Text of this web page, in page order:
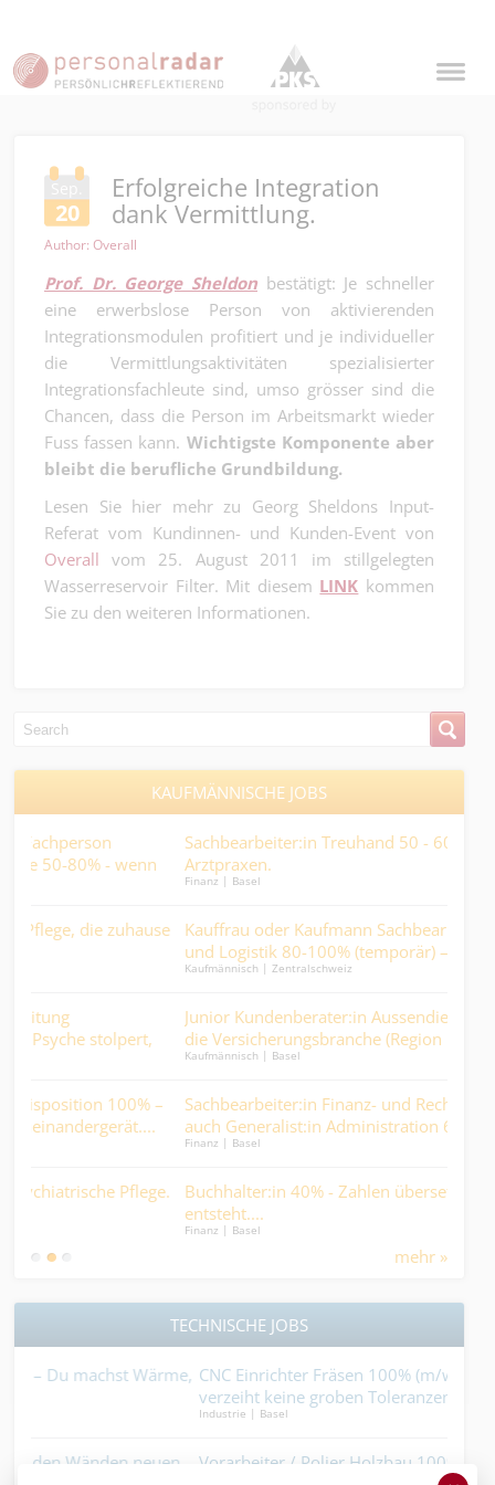
Sep.
20
Erfolgreiche Integration
dank Vermittlung.
Author: Overall
Prof. Dr. George Sheldon bestätigt: Je schneller
eine erwerbslose Person von aktivierenden
Integrationsmodulen profitiert und je individueller
die Vermittlungsaktivitäten spezialisierter
Integrationsfachleute sind, umso grösser sind die
Chancen, dass die Person im Arbeitsmarkt wieder
Fuss fassen kann. Wichtigste Komponente aber
bleibt die berufliche Grundbildung.
Lesen Sie hier mehr zu Georg Sheldons Input-
Referat vom Kundinnen- und Kunden-Event von
Overall vom 25. August 2011 im stillgelegten
Wasserreservoir Filter. Mit diesem LINK kommen
Sie zu den weiteren Informationen.
KAUFMÄNNISCHE JOBS
–
Sachbearbeiter:in Treuhand 50 - 60% mit Fokus
Arztpraxen.
Kauffrau oder Kaufmann Sachbearbeitung Beschaffung
und Logistik 80-100% (temporär) – Bevor jemand den
Durst löscht, kommen Sie ins Spiel….
Kaufmännisch | Zentralschweiz
Junior Kundenberater:in Aussendienst - Quereinstieg in
die Versicherungsbranche (Region Basel).
Sachbearbeiter:in Finanz- und Rechnungswesen wie
auch Generalist:in Administration 60–70 % - wo Zahlen
stimmen müssen, weil Menschen darauf zählen….
Buchhalter:in 40% - Zahlen übersetzen, wo Kunst
mehr »
TECHNISCHE JOBS
CNC Einrichter Fräsen 100% (m/w/d) - Medizintechnik
verzeiht keine groben Toleranzen....
Vorarbeiter / Polier Holzbau 100% (m/w/d) – Dein